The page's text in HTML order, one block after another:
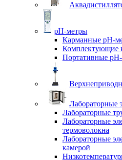
pH-метры
Карманные pH-
Комплектующие
Портативные
Лабораторные
Лабораторные
Лабораторные
термоволокна
Лабораторные
камерой